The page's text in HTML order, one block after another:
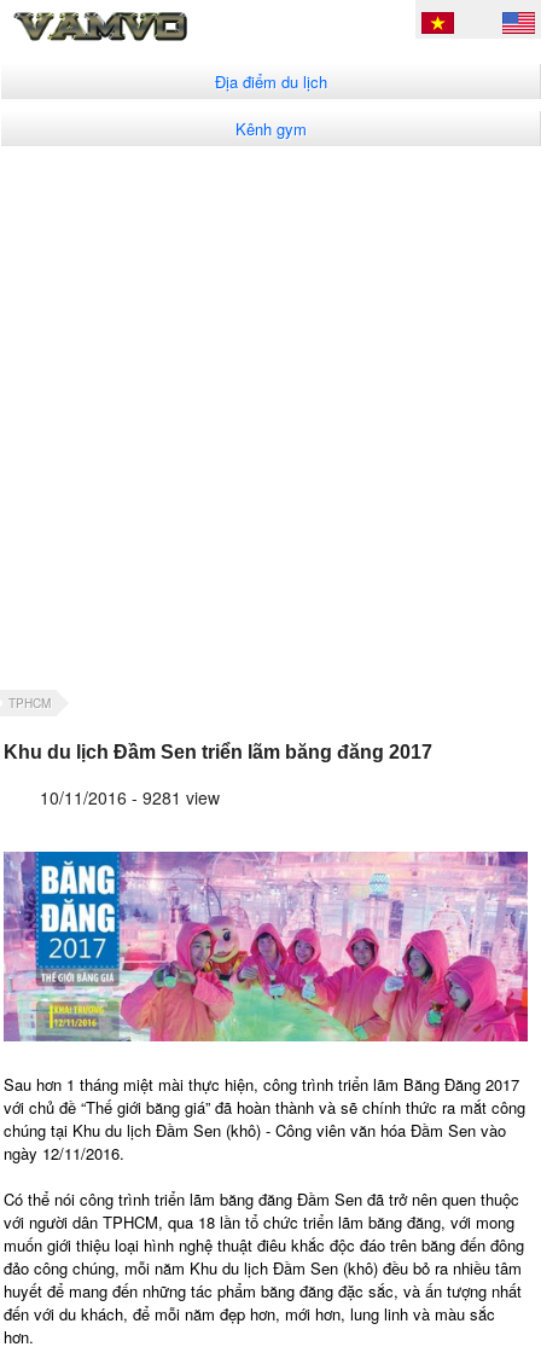
Địa điểm du lịch
Kênh gym
TPHCM
Khu du lịch Đầm Sen triển lãm băng đăng 2017
10/11/2016 - 9281 view
Sau hơn 1 tháng miệt mài thực hiện, công trình triển lãm Băng Đăng 2017
với chủ đề “Thế giới băng giá” đã hoàn thành và sẽ chính thức ra mắt công
chúng tại Khu du lịch Đầm Sen (khô) - Công viên văn hóa Đầm Sen vào
ngày 12/11/2016.
Có thể nói công trình triển lãm băng đăng Đầm Sen đã trở nên quen thuộc
với người dân TPHCM, qua 18 lần tổ chức triển lãm băng đăng, với mong
muốn giới thiệu loại hình nghệ thuật điêu khắc độc đáo trên băng đến đông
đảo công chúng, mỗi năm Khu du lịch Đầm Sen (khô) đều bỏ ra nhiều tâm
huyết để mang đến những tác phẩm băng đăng đặc sắc, và ấn tượng nhất
đến với du khách, để mỗi năm đẹp hơn, mới hơn, lung linh và màu sắc
hơn.